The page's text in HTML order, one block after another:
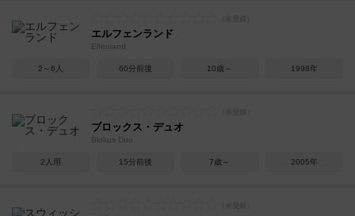
エルフェンランド
Elfenland
2～6人 60分前後 10歳～ 1998年
ブロックス・デュオ
Blokus Duo
2人用 15分前後 7歳～ 2005年